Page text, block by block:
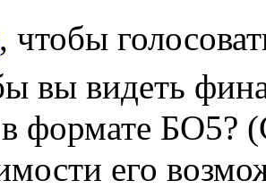
, чтобы
вы видеть
формате БО5?
его